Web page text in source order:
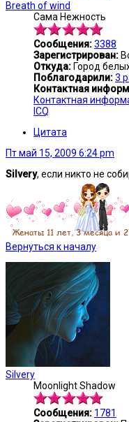
Breath of wind
Сама Нежность
Сообщения:3388
Зарегистрирован:
Откуда: Город
Поблагодарили:3
Контактная
Контактная
ICQ
Цитата
Пт май 15, 2009 6:24 pm
Silvery, если никто не
Вернуться к началу
Silvery
Moonlight Shadow
Сообщения: 1781